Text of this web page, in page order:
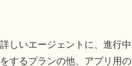
しいエージェントに、進行中
するプランの他、アプリ用の